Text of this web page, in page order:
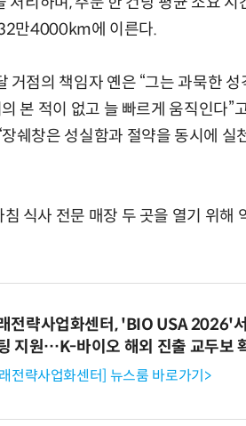
만4000km에 이른다.
거점의 책임자 옌은 “그는 과묵한
본 적이 없고 늘 빠르게 움직인다”
쉐창은 성실함과 절약을 동시에 실
식사 전문 매장 두 곳을 열기 위해
전략사업화센터, 'BIO USA 2026'
지원…K-바이오 해외 진출 교두보
전략사업화센터] 뉴스룸 바로가기>